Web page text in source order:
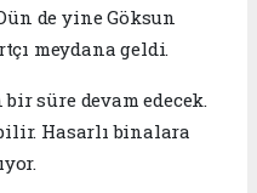
de yine Göksun
meydana geldi.
süre devam edecek.
Hasarlı binalara